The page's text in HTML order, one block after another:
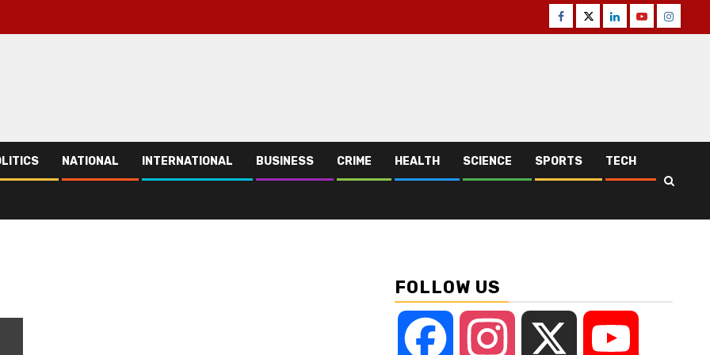
Facebook
TwitterLinkedinYoutube
NATIONAL INTERNATIONAL BUSINESS CRIME HEALTH SCIENCE SPORTS TECH
FOLLOW US
Facebook Instagram